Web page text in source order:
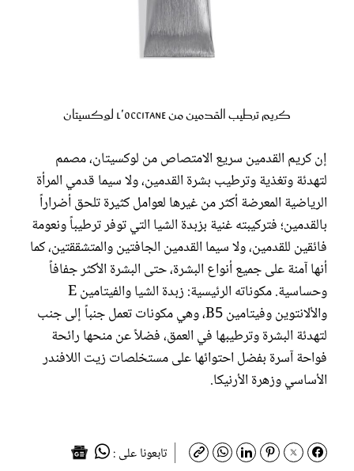
كريم ترطيب القدمين من L'occitane لوكسيتان
إن كريم القدمين سريع الامتصاص من لوكسيتان، مصمم
لتهدئة وتغذية وترطيب بشرة القدمين، ولا سيما قدمي المرأة
الرياضية المعرضة أكثر من غيرها لعوامل كثيرة تلحق أضراراً
بالقدمين؛ فتركيبته غنية بزبدة الشيا التي توفر ترطيباً ونعومة
فائقين للقدمين، ولا سيما القدمين الجافتين والمتشققتين، كما
أنها آمنة على جميع أنواع البشرة، حتى البشرة الأكثر جفافاً
وحساسية. مكوناته الرئيسية: زبدة الشيا والفيتامين E
والألانتوين وفيتامين B5، وهي مكونات تعمل جنباً إلى جنب
لتهدئة البشرة وترطيبها في العمق، فضلاً عن منحها رائحة
فواحة آسرة بفضل احتوائها على مستخلصات زيت اللافندر
الأساسي وزهرة الأرنيكا.
تابعونا على :